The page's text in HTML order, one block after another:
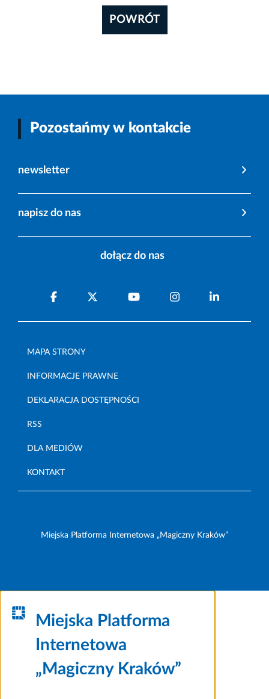
POWRÓT
Pozostańmy w kontakcie
newsletter
napisz do nas
dołącz do nas
MAPA STRONY
INFORMACJE PRAWNE
DEKLARACJA DOSTĘPNOŚCI
RSS
DLA MEDIÓW
KONTAKT
Miejska Platforma Internetowa „Magiczny Kraków”
Miejska Platforma
Internetowa
„Magiczny Kraków”